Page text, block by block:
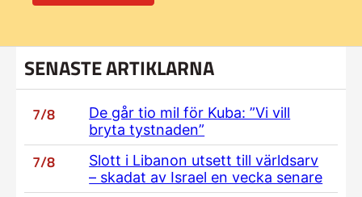
SENASTE ARTIKLARNA
7/8
De går tio mil för Kuba: ”Vi vill
bryta tystnaden”
7/8
Slott i Libanon utsett till världsarv
– skadat av Israel en vecka senare